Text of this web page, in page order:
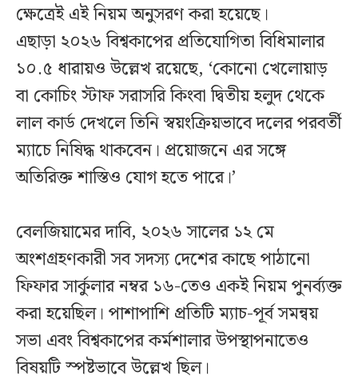
ক্ষেত্রেই এই নিয়ম অনুসরণ করা হয়েছে।
এছাড়া ২০২৬ বিশ্বকাপের প্রতিযোগিতা বিধিমালার
১০.৫ ধারায়ও উল্লেখ রয়েছে, ‘কোনো খেলোয়াড়
বা কোচিং স্টাফ সরাসরি কিংবা দ্বিতীয় হলুদ থেকে
লাল কার্ড দেখলে তিনি স্বয়ংক্রিয়ভাবে দলের পরবর্তী
ম্যাচে নিষিদ্ধ থাকবেন। প্রয়োজনে এর সঙ্গে
অতিরিক্ত শাস্তিও যোগ হতে পারে।’
বেলজিয়ামের দাবি, ২০২৬ সালের ১২ মে
অংশগ্রহণকারী সব সদস্য দেশের কাছে পাঠানো
ফিফার সার্কুলার নম্বর ১৬-তেও একই নিয়ম পুনর্ব্যক্ত
করা হয়েছিল। পাশাপাশি প্রতিটি ম্যাচ-পূর্ব সমন্বয়
সভা এবং বিশ্বকাপের কর্মশালার উপস্থাপনাতেও
বিষয়টি স্পষ্টভাবে উল্লেখ ছিল।